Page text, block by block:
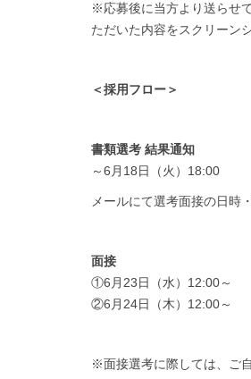
※応募後に当方より送らせ
ただいた内容をスクリーン
＜採用フロー＞
書類選考 結果通知
～6月 18日（火） 18:00
メールにて選考面接の日時
面接
①6月23日（水）12:00～
②6月24日（木）12:00～
※面接選考に際しては、ご